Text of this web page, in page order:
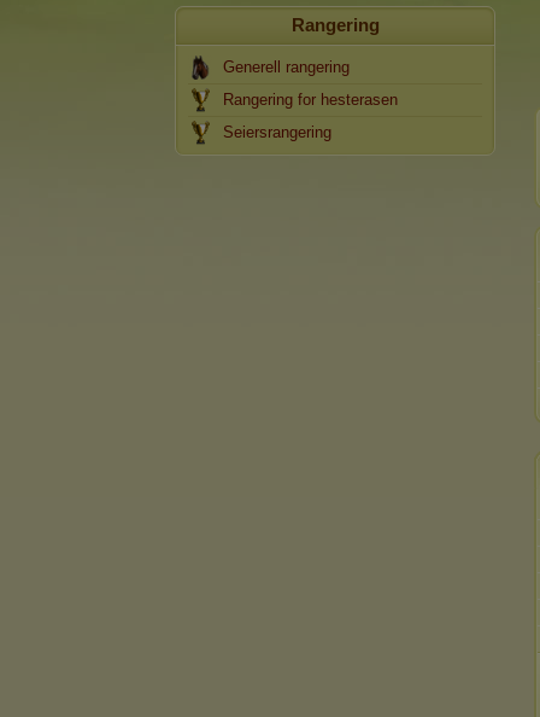
Rangering
Generell rangering
Rangering for hesterasen
Seiersrangering